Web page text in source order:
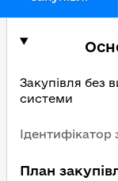
Закупівля без
системи
Ідентифікатор
План